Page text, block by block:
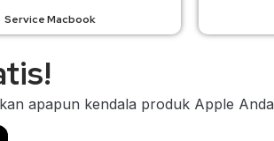
Service Macbook
apapun kendala produk Apple Anda